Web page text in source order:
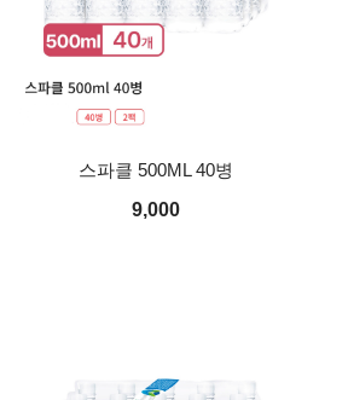
스파클 500ML 40병
9,000